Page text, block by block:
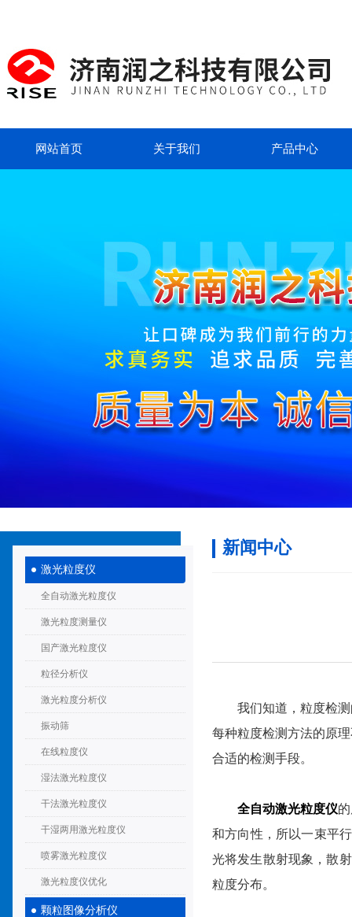
网站首页 关于我们 产品中心
激光粒度仪
全自动激光粒度仪
激光粒度测量仪
国产激光粒度仪
粒径分析仪
激光粒度分析仪
振动筛
在线粒度仪
湿法激光粒度仪
干法激光粒度仪
干湿两用激光粒度仪
喷雾激光粒度仪
激光粒度仪优化
颗粒图像分析仪
新闻中心
我们知道，粒度检测
每种粒度检测方法的原
合适的检测手段。
全自动激光粒度仪
和方向性，所以一束平
光将发生散射现象，散
粒度分布。